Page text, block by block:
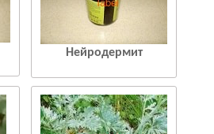
Нейродермит